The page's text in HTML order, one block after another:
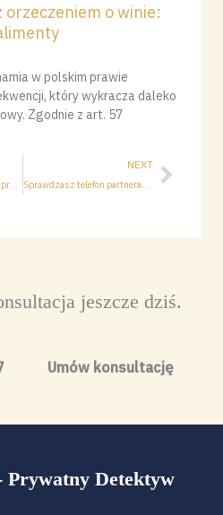
o winie:
w polskim prawie
który wykracza daleko
Zgodnie z art. 57
Co może, a czego nie może prywatny detektyw?
NEXT
Sprawdzasz telefon partnera? Przeczytaj to, zanim zrobisz sobie krzywdę
jeszcze dziś.
Umów konsultację
Prywatny Detektyw